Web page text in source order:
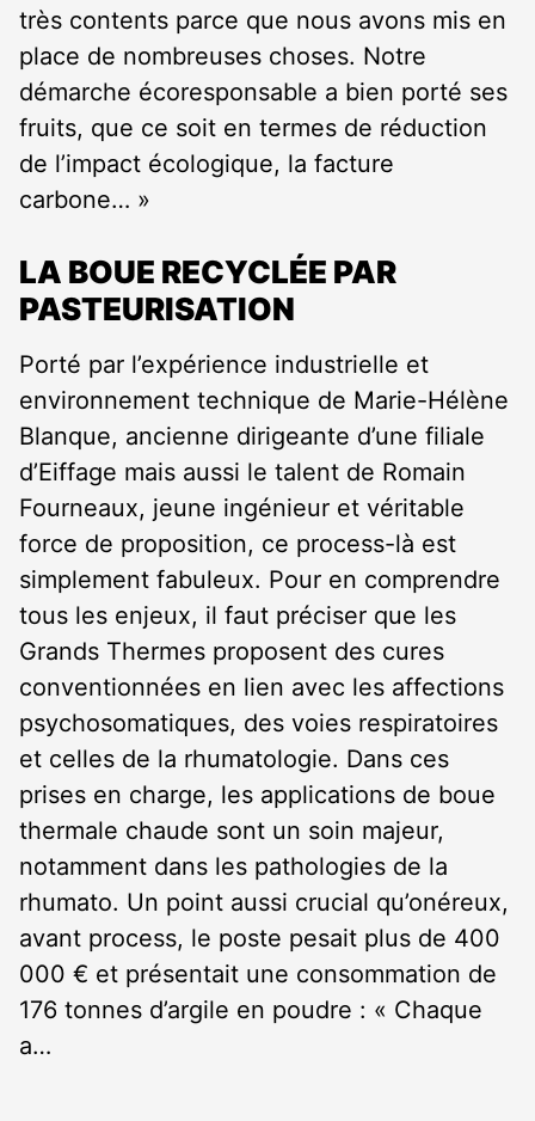
très contents parce que nous avons mis en
place de nombreuses choses. Notre
démarche écoresponsable a bien porté ses
fruits, que ce soit en termes de réduction
de l’impact écologique, la facture
carbone… »
LA BOUE RECYCLÉE PAR
PASTEURISATION
Porté par l’expérience industrielle et
environnement technique de Marie-Hélène
Blanque, ancienne dirigeante d’une filiale
d’Eiffage mais aussi le talent de Romain
Fourneaux, jeune ingénieur et véritable
force de proposition, ce process-là est
simplement fabuleux. Pour en comprendre
tous les enjeux, il faut préciser que les
Grands Thermes proposent des cures
conventionnées en lien avec les affections
psychosomatiques, des voies respiratoires
et celles de la rhumatologie. Dans ces
prises en charge, les applications de boue
thermale chaude sont un soin majeur,
notamment dans les pathologies de la
rhumato. Un point aussi crucial qu’onéreux,
avant process, le poste pesait plus de 400
000 € et présentait une consommation de
176 tonnes d’argile en poudre : « Chaque
a…